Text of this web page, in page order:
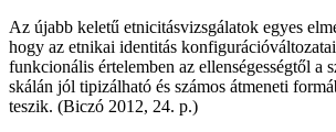
Az újabb keletű etnicitásvizsgálatok egyes
hogy az etnikai identitás
funkcionális értelemben az ellenségességtől a
skálán jól tipizálható és számos átmeneti
teszik. (Biczó 2012, 24. p.)